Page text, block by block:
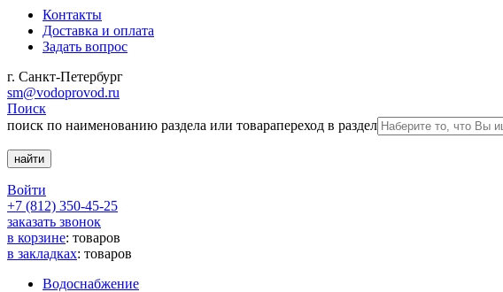
Контакты
Доставка и оплата
Задать вопрос
г. Санкт-Петербург
sm@vodoprovod.ru
Поиск
поиск по наименованию раздела или товарапереход в раздел
Войти
+7 (812) 350-45-25
заказать звонок
в корзине: товаров
в закладках: товаров
Водоснабжение